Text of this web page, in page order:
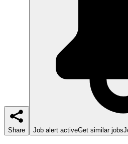
Share Job alert activeGet similar jobs